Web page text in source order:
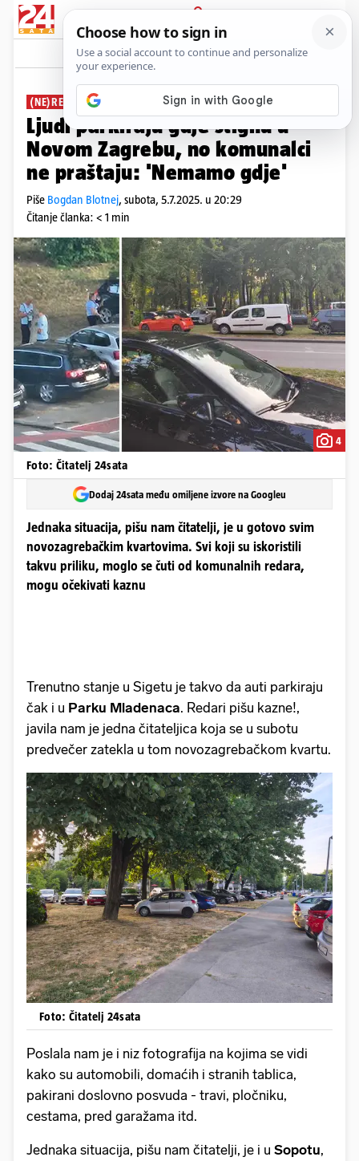
PRIJAVA
News Komentari
(NE)RED
Ljudi parkiraju gdje stignu u
Novom Zagrebu, no komunalci
ne praštaju: 'Nemamo gdje'
Piše Bogdan Blotnej, subota, 5.7.2025. u 20:29
Čitanje članka: < 1 min
4
Foto: Čitatelj 24sata
Dodaj 24sata među omiljene izvore na Googleu
Jednaka situacija, pišu nam čitatelji, je u gotovo svim
novozagrebačkim kvartovima. Svi koji su iskoristili
takvu priliku, moglo se čuti od komunalnih redara,
mogu očekivati kaznu
Trenutno stanje u Sigetu je takvo da auti parkiraju
čak i u Parku Mladenaca. Redari pišu kazne!,
javila nam je jedna čitateljica koja se u subotu
predvečer zatekla u tom novozagrebačkom kvartu.
Foto: Čitatelj 24sata
Poslala nam je i niz fotografija na kojima se vidi
kako su automobili, domaćih i stranih tablica,
pakirani doslovno posvuda - travi, pločniku,
cestama, pred garažama itd.
Jednaka situacija, pišu nam čitatelji, je i u Sopotu,